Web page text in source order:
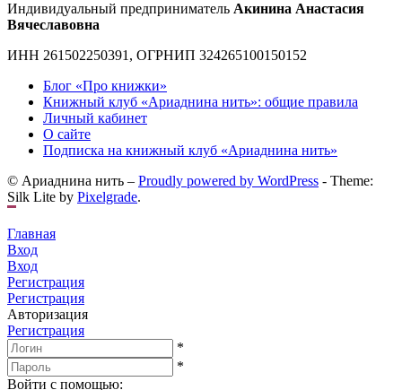
Индивидуальный предприниматель Акинина Анастасия
Вячеславовна
ИНН 261502250391, ОГРНИП 324265100150152
Блог «Про книжки»
Книжный клуб «Ариаднина нить»: общие правила
Личный кабинет
О сайте
Подписка на книжный клуб «Ариаднина нить»
© Ариаднина нить – Proudly powered by WordPress - Theme:
Silk Lite by Pixelgrade.
Главная
Вход
Вход
Регистрация
Регистрация
Авторизация
Регистрация
*
*
Войти с помощью: